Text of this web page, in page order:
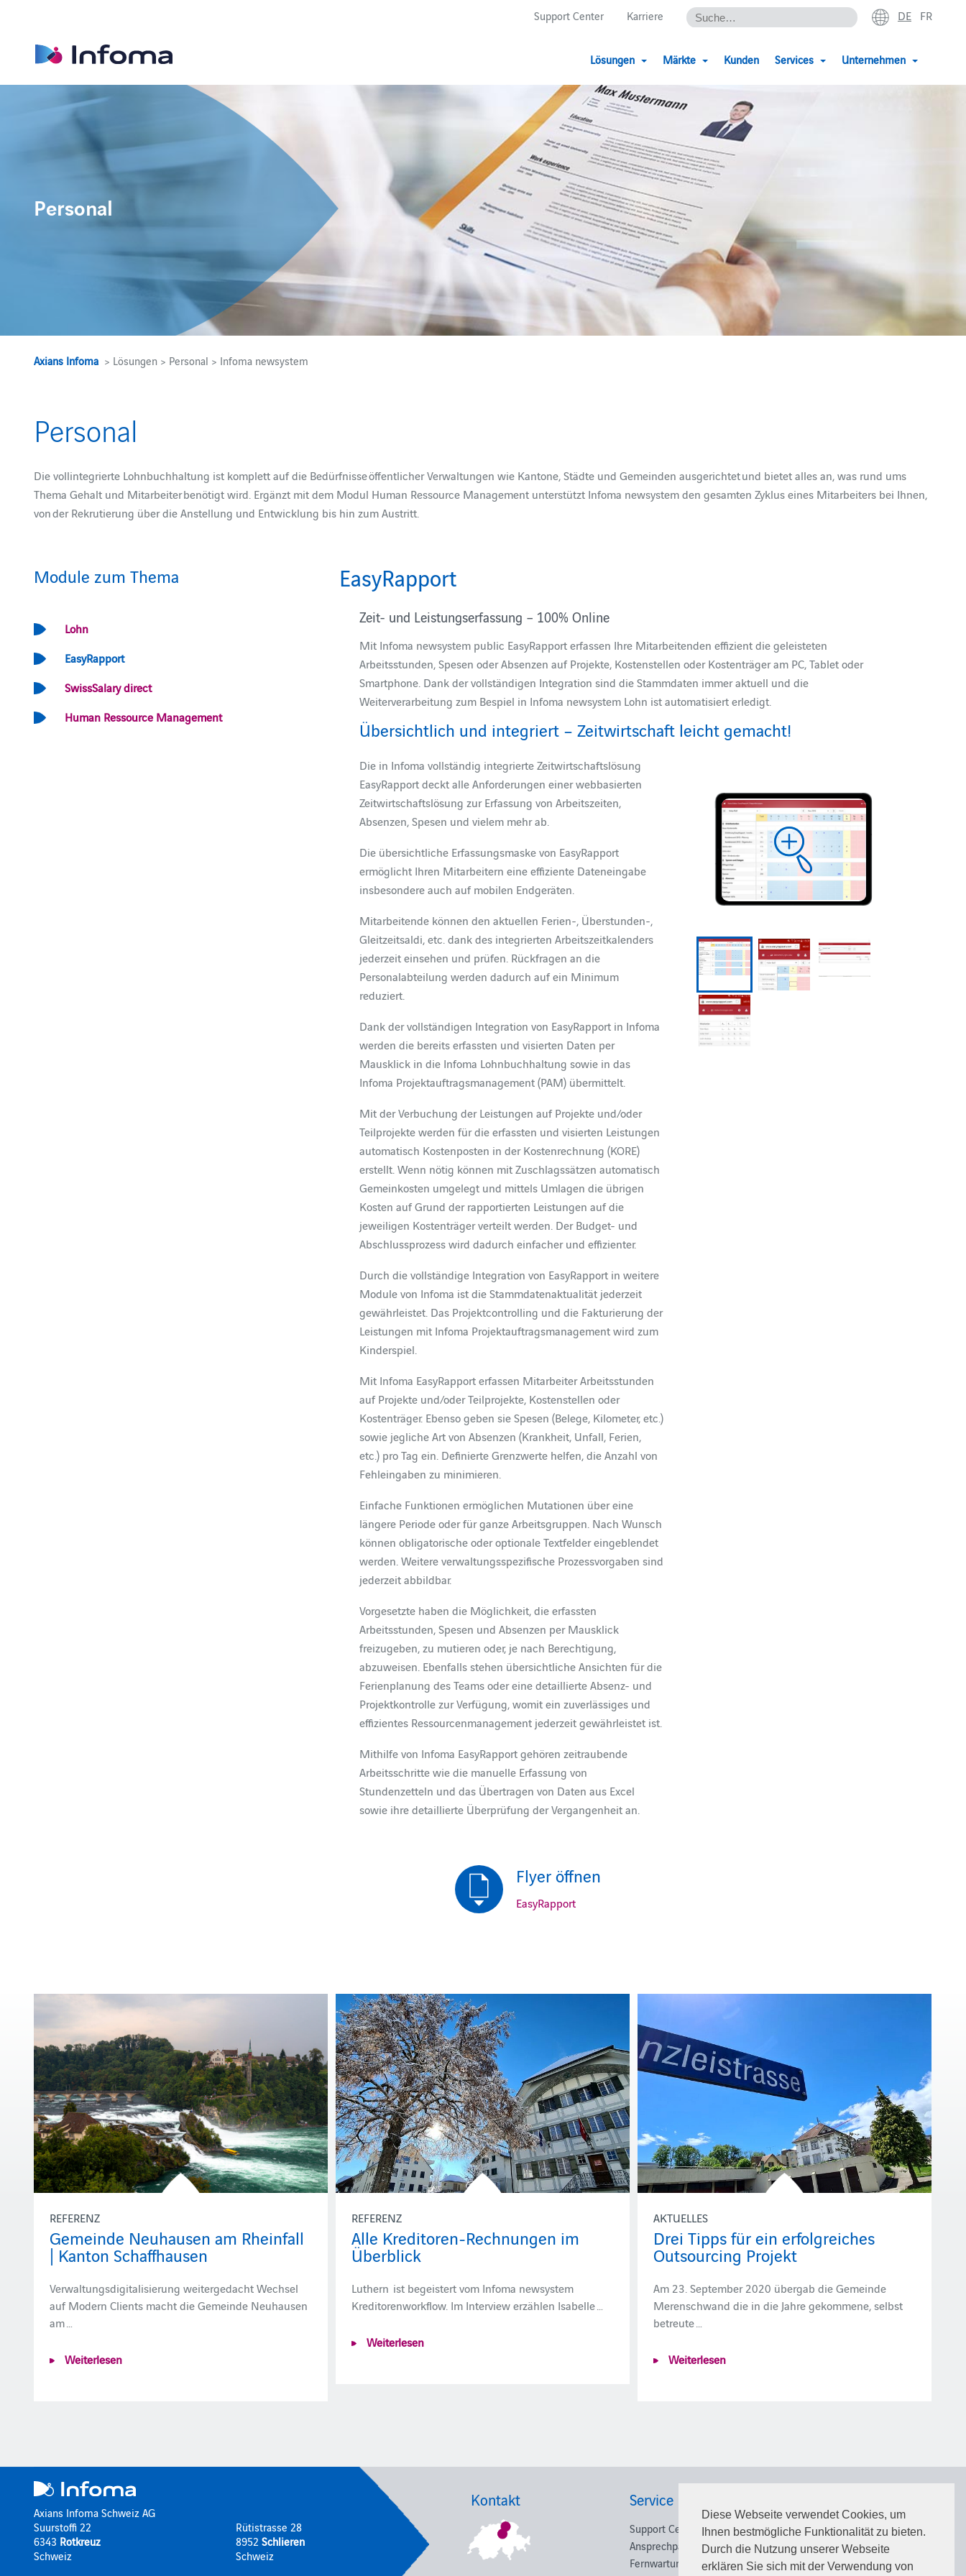
Diese Webseite verwendet Cookies, um
Ihnen bestmögliche Funktionalität zu bieten.
Durch die Nutzung unserer Webseite
erklären Sie sich mit der Verwendung von
Support Center Karriere DE FR
Lösungen Märkte Kunden Services Unternehmen
Personal
Axians Infoma > Lösungen > Personal > Infoma newsystem
Personal
Die vollintegrierte Lohnbuchhaltung ist komplett auf die Bedürfnisse öffentlicher Verwaltungen wie Kantone, Städte und Gemeinden ausgerichtet und bietet alles an, was rund ums
Thema Gehalt und Mitarbeiter benötigt wird. Ergänzt mit dem Modul Human Ressource Management unterstützt Infoma newsystem den gesamten Zyklus eines Mitarbeiters bei Ihnen,
von der Rekrutierung über die Anstellung und Entwicklung bis hin zum Austritt.
Module zum Thema
Lohn
EasyRapport
SwissSalary direct
Human Ressource Management
EasyRapport
Zeit- und Leistungserfassung – 100% Online
Mit Infoma newsystem public EasyRapport erfassen Ihre Mitarbeitenden effizient die geleisteten
Arbeitsstunden, Spesen oder Absenzen auf Projekte, Kostenstellen oder Kostenträger am PC, Tablet oder
Smartphone. Dank der vollständigen Integration sind die Stammdaten immer aktuell und die
Weiterverarbeitung zum Bespiel in Infoma newsystem Lohn ist automatisiert erledigt.
Übersichtlich und integriert – Zeitwirtschaft leicht gemacht!
Die in Infoma vollständig integrierte Zeitwirtschaftslösung
EasyRapport deckt alle Anforderungen einer webbasierten
Zeitwirtschaftslösung zur Erfassung von Arbeitszeiten,
Absenzen, Spesen und vielem mehr ab.
Die übersichtliche Erfassungsmaske von EasyRapport
ermöglicht Ihren Mitarbeitern eine effiziente Dateneingabe
insbesondere auch auf mobilen Endgeräten.
Mitarbeitende können den aktuellen Ferien-, Überstunden-,
Gleitzeitsaldi, etc. dank des integrierten Arbeitszeitkalenders
jederzeit einsehen und prüfen. Rückfragen an die
Personalabteilung werden dadurch auf ein Minimum
reduziert.
Dank der vollständigen Integration von EasyRapport in Infoma
werden die bereits erfassten und visierten Daten per
Mausklick in die Infoma Lohnbuchhaltung sowie in das
Infoma Projektauftragsmanagement (PAM) übermittelt.
Mit der Verbuchung der Leistungen auf Projekte und/oder
Teilprojekte werden für die erfassten und visierten Leistungen
automatisch Kostenposten in der Kostenrechnung (KORE)
erstellt. Wenn nötig können mit Zuschlagssätzen automatisch
Gemeinkosten umgelegt und mittels Umlagen die übrigen
Kosten auf Grund der rapportierten Leistungen auf die
jeweiligen Kostenträger verteilt werden. Der Budget- und
Abschlussprozess wird dadurch einfacher und effizienter.
Durch die vollständige Integration von EasyRapport in weitere
Module von Infoma ist die Stammdatenaktualität jederzeit
gewährleistet. Das Projektcontrolling und die Fakturierung der
Leistungen mit Infoma Projektauftragsmanagement wird zum
Kinderspiel.
Mit Infoma EasyRapport erfassen Mitarbeiter Arbeitsstunden
auf Projekte und/oder Teilprojekte, Kostenstellen oder
Kostenträger. Ebenso geben sie Spesen (Belege, Kilometer, etc.)
sowie jegliche Art von Absenzen (Krankheit, Unfall, Ferien,
etc.) pro Tag ein. Definierte Grenzwerte helfen, die Anzahl von
Fehleingaben zu minimieren.
Einfache Funktionen ermöglichen Mutationen über eine
längere Periode oder für ganze Arbeitsgruppen. Nach Wunsch
können obligatorische oder optionale Textfelder eingeblendet
werden. Weitere verwaltungsspezifische Prozessvorgaben sind
jederzeit abbildbar.
Vorgesetzte haben die Möglichkeit, die erfassten
Arbeitsstunden, Spesen und Absenzen per Mausklick
freizugeben, zu mutieren oder, je nach Berechtigung,
abzuweisen. Ebenfalls stehen übersichtliche Ansichten für die
Ferienplanung des Teams oder eine detaillierte Absenz- und
Projektkontrolle zur Verfügung, womit ein zuverlässiges und
effizientes Ressourcenmanagement jederzeit gewährleistet ist.
Mithilfe von Infoma EasyRapport gehören zeitraubende
Arbeitsschritte wie die manuelle Erfassung von
Stundenzetteln und das Übertragen von Daten aus Excel
sowie ihre detaillierte Überprüfung der Vergangenheit an.
Flyer öffnen
EasyRapport
REFERENZ
Gemeinde Neuhausen am Rheinfall
| Kanton Schaffhausen
Verwaltungsdigitalisierung weitergedacht Wechsel
auf Modern Clients macht die Gemeinde Neuhausen
am …
Weiterlesen
REFERENZ
Alle Kreditoren-Rechnungen im
Überblick
Luthern ist begeistert vom Infoma newsystem
Kreditorenworkflow. Im Interview erzählen Isabelle …
Weiterlesen
AKTUELLES
Drei Tipps für ein erfolgreiches
Outsourcing Projekt
Am 23. September 2020 übergab die Gemeinde
Merenschwand die in die Jahre gekommene, selbst
betreute …
Weiterlesen
Axians Infoma Schweiz AG
Suurstoffi 22
6343 Rotkreuz
Schweiz
Rütistrasse 28
8952 Schlieren
Schweiz
Kontakt Service
Support Center
Ansprechpartner
Fernwartung
Nutzen Sie die Chance und
schlagen Sie beruflich neue
Wege ein!